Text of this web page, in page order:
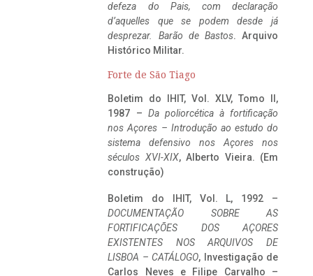
defeza do Pais, com declaração
d’aquelles que se podem desde já
desprezar. Barão de Bastos. Arquivo
Histórico Militar.
Forte de São Tiago
Boletim do IHIT, Vol. XLV, Tomo II,
1987 – Da poliorcética à fortificação
nos Açores – Introdução ao estudo do
sistema defensivo nos Açores nos
séculos XVI-XIX, Alberto Vieira. (Em
construção)
Boletim do IHIT, Vol. L, 1992 –
DOCUMENTAÇÃO SOBRE AS
FORTIFICAÇÕES DOS AÇORES
EXISTENTES NOS ARQUIVOS DE
LISBOA – CATÁLOGO, Investigação de
Carlos Neves e Filipe Carvalho –